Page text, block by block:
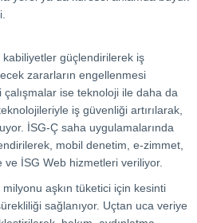
güçlendirilerek iş
zararların engellenmesi
çalışmalar ise teknoloji ile daha da
iş güvenliği artırılarak,
İSG-Ç saha uygulamalarında
mobil denetim, e-zimmet,
İSG Web hizmetleri veriliyor.
aşkın tüketici için kesinti
sağlanıyor. Uçtan uca veriye